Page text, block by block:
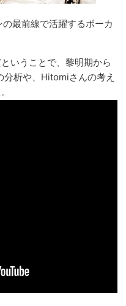
最前線で活躍するボーカ
いうことで、黎明期から
析や、Hitomiさんの考え